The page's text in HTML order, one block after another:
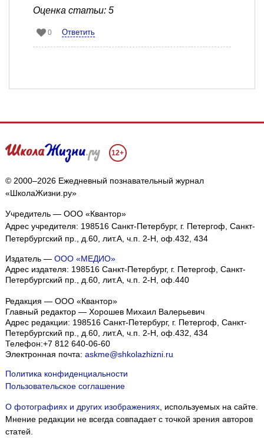
Оценка статьи: 5
0 Ответить
12+
© 2000–2026 Ежедневный познавательный журнал
«ШколаЖизни.ру»
Учредитель — ООО «Квантор»
Адрес учредителя: 198516 Санкт-Петербург, г. Петергоф, Санкт-
Петербургский пр., д.60, лит.А, ч.п. 2-Н, оф.432, 434
Издатель — ООО «МЕДИО»
Адрес издателя: 198516 Санкт-Петербург, г. Петергоф, Санкт-
Петербургский пр., д.60, лит.А, ч.п. 2-Н, оф.440
Редакция — ООО «Квантор»
Главный редактор — Хорошев Михаил Валерьевич
Адрес редакции: 198516 Санкт-Петербург, г. Петергоф Санкт-
Петербургский пр., д.60, лит.А, ч.п. 2-Н, оф.432, 434
Телефон:+7 812 640-06-60
Электронная почта: askme@shkolazhizni.ru
Политика конфиденциальности
Пользовательское соглашение
О фотографиях и других изображениях, используемых на сайте.
Мнение редакции не всегда совпадает с точкой зрения авторов
статей.